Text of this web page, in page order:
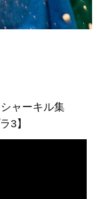
ャーキル集
3】